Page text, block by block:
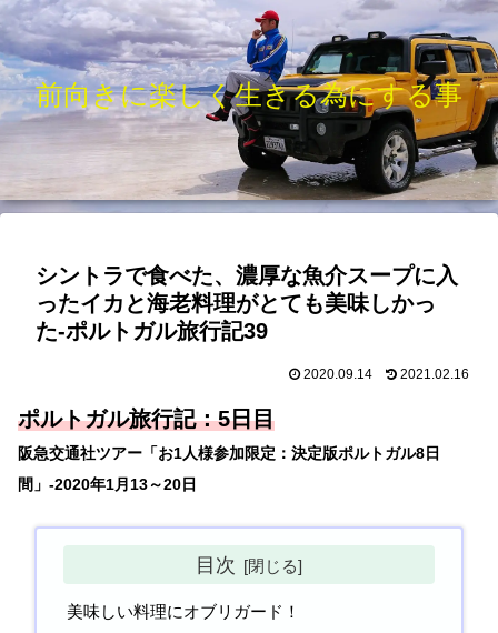
前向きに楽しく生きる為にする事
シントラで食べた、濃厚な魚介スープに入
ったイカと海老料理がとても美味しかっ
た-ポルトガル旅行記39
2020.09.14 2021.02.16
ポルトガル旅行記：5日目
阪急交通社ツアー「お1人様参加限定：決定版ポルトガル8日
間」-2020年1月13～20日
目次
美味しい料理にオブリガード！